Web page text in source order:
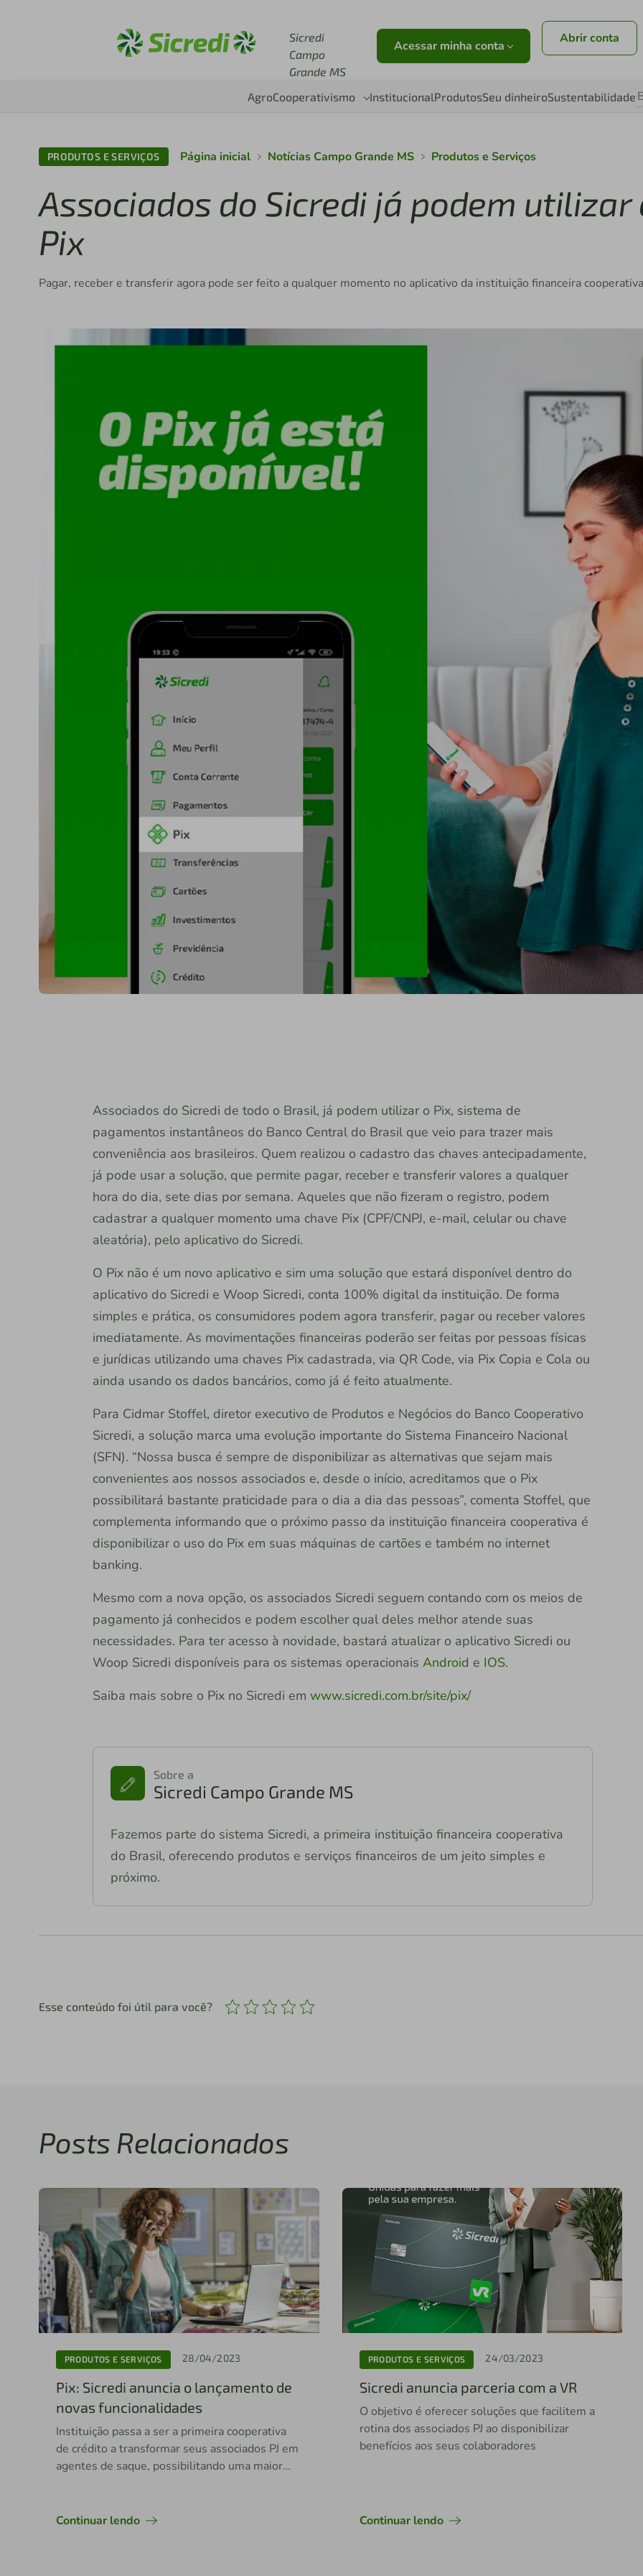
Sicredi
Campo
Grande MS
Acessar minha conta Abrir conta
AgroCooperativismo InstitucionalProdutosSeu dinheiroSustentabilidade
PRODUTOS E SERVIÇOS Página inicial Notícias Campo Grande MS Produtos e Serviços
Associados do Sicredi já podem utilizar
Pix
Pagar, receber e transferir agora pode ser feito a qualquer momento no aplicativo da instituição financeira cooperativa
Associados do Sicredi de todo o Brasil, já podem utilizar o Pix, sistema de
pagamentos instantâneos do Banco Central do Brasil que veio para trazer mais
conveniência aos brasileiros. Quem realizou o cadastro das chaves antecipadamente,
já pode usar a solução, que permite pagar, receber e transferir valores a qualquer
hora do dia, sete dias por semana. Aqueles que não fizeram o registro, podem
cadastrar a qualquer momento uma chave Pix (CPF/CNPJ, e-mail, celular ou chave
aleatória), pelo aplicativo do Sicredi.
O Pix não é um novo aplicativo e sim uma solução que estará disponível dentro do
aplicativo do Sicredi e Woop Sicredi, conta 100% digital da instituição. De forma
simples e prática, os consumidores podem agora transferir, pagar ou receber valores
imediatamente. As movimentações financeiras poderão ser feitas por pessoas físicas
e jurídicas utilizando uma chaves Pix cadastrada, via QR Code, via Pix Copia e Cola ou
ainda usando os dados bancários, como já é feito atualmente.
Para Cidmar Stoffel, diretor executivo de Produtos e Negócios do Banco Cooperativo
Sicredi, a solução marca uma evolução importante do Sistema Financeiro Nacional
(SFN). “Nossa busca é sempre de disponibilizar as alternativas que sejam mais
convenientes aos nossos associados e, desde o início, acreditamos que o Pix
possibilitará bastante praticidade para o dia a dia das pessoas”, comenta Stoffel, que
complementa informando que o próximo passo da instituição financeira cooperativa é
disponibilizar o uso do Pix em suas máquinas de cartões e também no internet
banking.
Mesmo com a nova opção, os associados Sicredi seguem contando com os meios de
pagamento já conhecidos e podem escolher qual deles melhor atende suas
necessidades. Para ter acesso à novidade, bastará atualizar o aplicativo Sicredi ou
Woop Sicredi disponíveis para os sistemas operacionais Android e IOS.
Saiba mais sobre o Pix no Sicredi em www.sicredi.com.br/site/pix/
Sobre a
Sicredi Campo Grande MS
Fazemos parte do sistema Sicredi, a primeira instituição financeira cooperativa
do Brasil, oferecendo produtos e serviços financeiros de um jeito simples e
próximo.
Esse conteúdo foi útil para você?
Posts Relacionados
PRODUTOS E SERVIÇOS 28/04/2023
Pix: Sicredi anuncia o lançamento de
novas funcionalidades
Instituição passa a ser a primeira cooperativa
de crédito a transformar seus associados PJ em
agentes de saque, possibilitando uma maior
Continuar lendo
PRODUTOS E SERVIÇOS 24/03/2023
Sicredi anuncia parceria com a VR
O objetivo é oferecer soluções que facilitem a
rotina dos associados PJ ao disponibilizar
benefícios aos seus colaboradores
Continuar lendo